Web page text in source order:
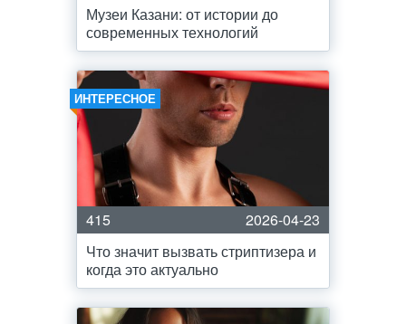
Музеи Казани: от истории до
современных технологий
ИНТЕРЕСНОЕ
415
2026-04-23
Что значит вызвать стриптизера и
когда это актуально